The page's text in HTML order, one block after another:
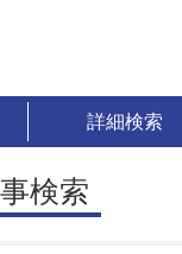
詳細検索
検索